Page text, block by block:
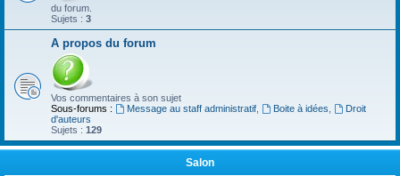
du forum.
Sujets : 3
A propos du forum
Vos commentaires à son sujet
Sous-forums :
Message au staff administratif, Boite à idées
Droit
d'auteurs
Sujets : 129
Salon